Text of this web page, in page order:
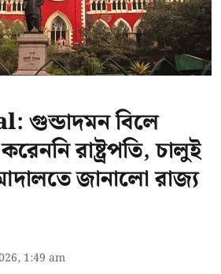
গুন্ডাদমন বিলে
রাষ্ট্রপতি, চালুই
জানালো রাজ্য
1:49 am